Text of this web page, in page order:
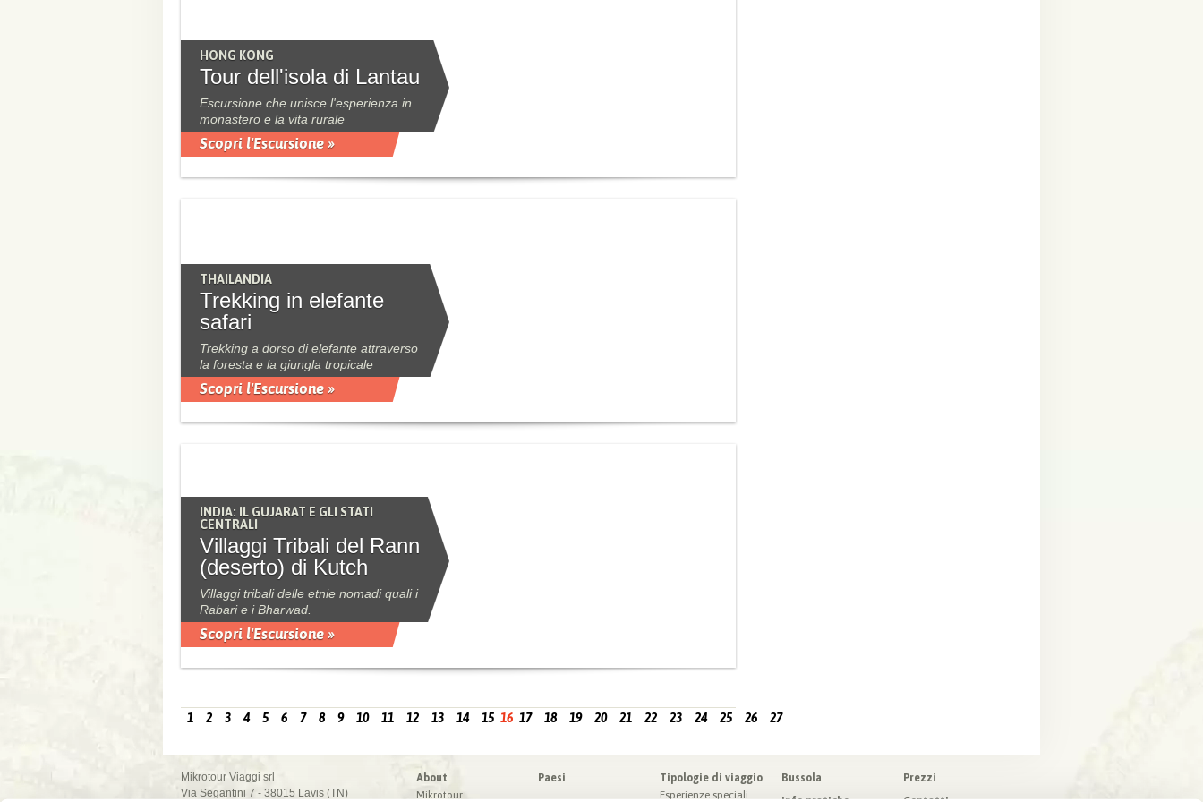
HONG KONG
Tour dell'isola di Lantau
Escursione che unisce l'esperienza in
monastero e la vita rurale
Scopri l'Escursione »
THAILANDIA
Trekking in elefante
safari
Trekking a dorso di elefante attraverso
la foresta e la giungla tropicale
Scopri l'Escursione »
INDIA: IL GUJARAT E GLI STATI
CENTRALI
Villaggi Tribali del Rann
(deserto) di Kutch
Villaggi tribali delle etnie nomadi quali i
Rabari e i Bharwad.
Scopri l'Escursione »
1 2 3 4 5 6 7 8 9 10 11 12 13 14 15 16 17 18 19 20 21 22 23 24 25 26 27
Mikrotour Viaggi srl
Via Segantini 7 - 38015 Lavis (TN)
About
Mikrotour
Paesi
Tipologie di viaggio
Esperienze speciali
Bussola
Prezzi